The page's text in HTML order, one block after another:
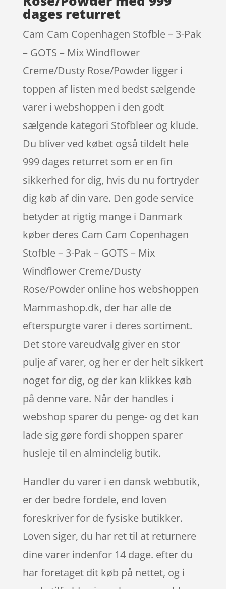
dages returret
Cam Cam Copenhagen Stofble – 3-Pak
– GOTS – Mix Windflower
Creme/Dusty Rose/Powder ligger i
toppen af listen med bedst sælgende
varer i webshoppen i den godt
sælgende kategori Stofbleer og klude.
Du bliver ved købet også tildelt hele
999 dages returret som er en fin
sikkerhed for dig, hvis du nu fortryder
dig køb af din vare. Den gode service
betyder at rigtig mange i Danmark
køber deres Cam Cam Copenhagen
Stofble – 3-Pak – GOTS – Mix
Windflower Creme/Dusty
Rose/Powder online hos webshoppen
Mammashop.dk, der har alle de
efterspurgte varer i deres sortiment.
Det store vareudvalg giver en stor
pulje af varer, og her er der helt sikkert
noget for dig, og der kan klikkes køb
på denne vare. Når der handles i
webshop sparer du penge- og det kan
lade sig gøre fordi shoppen sparer
husleje til en almindelig butik.
Handler du varer i en dansk webbutik,
er der bedre fordele, end loven
foreskriver for de fysiske butikker.
Loven siger, du har ret til at returnere
dine varer indenfor 14 dage. efter du
har foretaget dit køb på nettet, og i